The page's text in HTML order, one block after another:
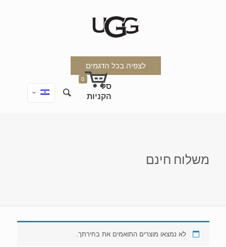
לצפיה בכל הדגמים
0
משלוח חינם
לא נמצאו מוצרים התואמים את בחירתך.